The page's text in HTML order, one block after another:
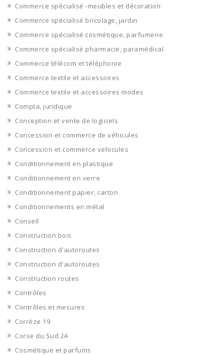
Commerce spécialisé -meubles et décoration
Commerce spécialisé bricolage, jardin
Commerce spécialisé cosmétique, parfumerie
Commerce spécialisé pharmacie, paramédical
Commerce télécom et téléphonie
Commerce textile et accessoires
Commerce textile et accessoires modes
Compta, juridique
Conception et vente de logiciels
Concession et commerce de véhicules
Concession et commerce vehicules
Conditionnement en plastique
Conditionnement en verre
Conditionnement papier, carton
Conditionnements en métal
Conseil
Construction bois
Construction d'autoroutes
Construction d'autoroutes
Construction routes
Contrôles
Contrôles et mesures
Corrèze 19
Corse du Sud 2A
Cosmétique et parfums